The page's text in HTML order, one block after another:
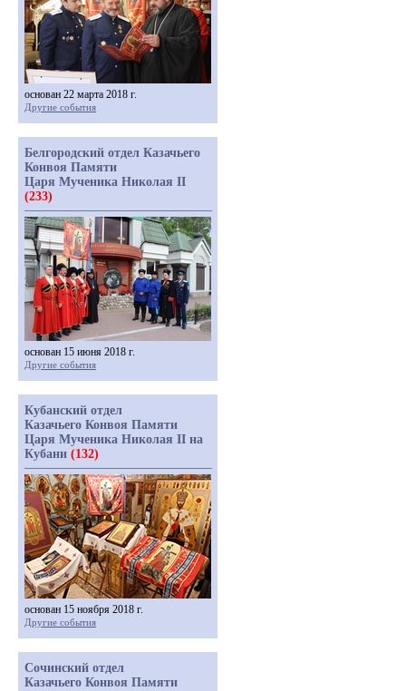
основан 22 марта 2018 г.
Другие события
Белгородский отдел Казачьего
Конвоя Памяти
Царя Мученика Николая II
(233)
основан 15 июня 2018 г.
Другие события
Кубанский отдел
Казачьего Конвоя Памяти
Царя Мученика Николая II на
Кубани (132)
основан 15 ноября 2018 г.
Другие события
Сочинский отдел
Казачьего Конвоя Памяти